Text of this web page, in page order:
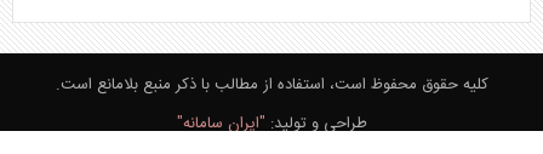
کلیه حقوق محفوظ است، استفاده از مطالب با ذکر منبع بلامانع است.
طراحی و تولید: "ایران سامانه"